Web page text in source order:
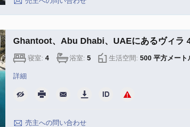
Ghantoot、Abu Dhabi、UAEにあるヴィラ
寝室: 4 浴室: 5 生活空間: 500 平方メート
詳細
売主への問い合わせ